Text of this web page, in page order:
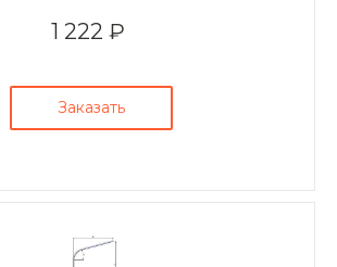
1 222 ₽
Заказать